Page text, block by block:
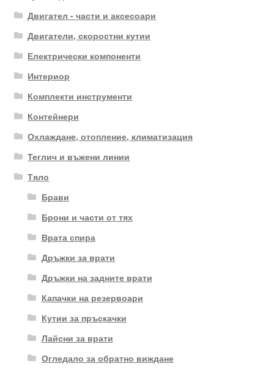
Двигател - части и аксесоари
Двигатели, скоростни кутии
Електрически компоненти
Интериор
Комплекти инструменти
Контейнери
Охлаждане, отопление, климатизация
Теглич и въжени линии
Тяло
Брави
Брони и части от тях
Врата спира
Дръжки за врати
Дръжки на задните врати
Капачки на резервоари
Кутии за пръскачки
Лайсни за врати
Огледало за обратно виждане